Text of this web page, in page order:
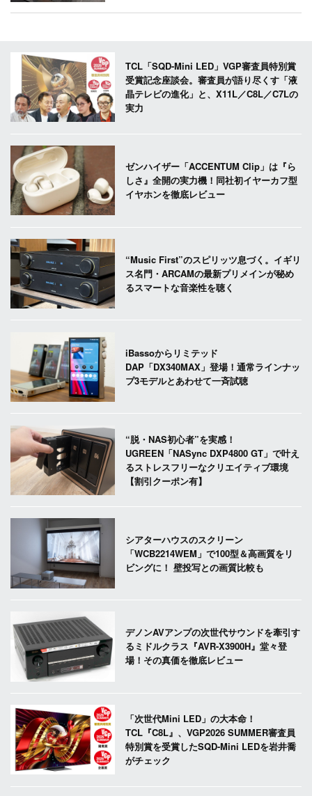
TCL「SQD-Mini LED」VGP審査員特別賞
受賞記念座談会。審査員が語り尽くす「液
晶テレビの進化」と、X11L／C8L／C7Lの
実力
ゼンハイザー「ACCENTUM Clip」は『ら
しさ』全開の実力機！同社初イヤーカフ型
イヤホンを徹底レビュー
“Music First”のスピリッツ息づく。イギリ
ス名門・ARCAMの最新プリメインが秘め
るスマートな音楽性を聴く
iBassoからリミテッド
DAP「DX340MAX」登場！通常ラインナッ
プ3モデルとあわせて一斉試聴
“脱・NAS初心者”を実感！
UGREEN「NASync DXP4800 GT」で叶え
るストレスフリーなクリエイティブ環境
【割引クーポン有】
シアターハウスのスクリーン
「WCB2214WEM」で100型＆高画質をリ
ビングに！ 壁投写との画質比較も
デノンAVアンプの次世代サウンドを牽引す
るミドルクラス『AVR-X3900H』堂々登
場！その真価を徹底レビュー
「次世代Mini LED」の大本命！
TCL『C8L』、VGP2026 SUMMER審査員
特別賞を受賞したSQD-Mini LEDを岩井喬
がチェック